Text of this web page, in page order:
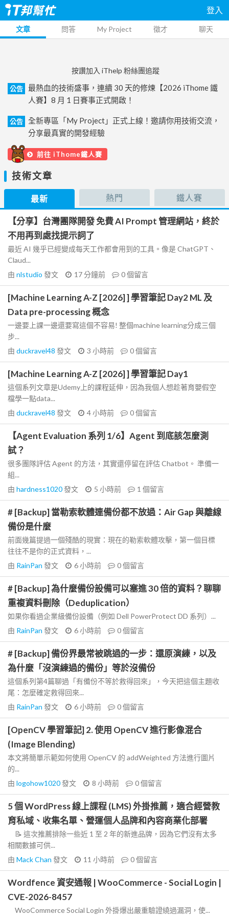
登入
文章 問答 My Project 徵才 聊天
按讚加入 iThelp 粉絲團追蹤
公告
最熱血的技術盛事，連續 30 天的修煉【2026 iThome 鐵
人賽】8 月 1 日賽事正式開啟！
公告
全新專區「My Project」正式上線！邀請你用技術交流，
分享最真實的開發經驗
前往 iThome鐵人賽
技術文章
最新 熱門 鐵人賽
【分享】台灣團隊開發 免費 AI Prompt 管理網站，終於
不用再到處找提示詞了
最近 AI 幾乎已經變成每天工作都會用到的工具。像是 ChatGPT、
Claud...
由 nlstudio 發文 17 分鐘前 0個留言
[Machine Learning A-Z [2026] ] 學習筆記 Day2 ML 及
Data pre-processing 概念
一邊要上課一邊還要寫這個不容易! 整個machine learning分成三個
步...
由 duckravel48 發文 3 小時前 0個留言
[Machine Learning A-Z [2026] ] 學習筆記 Day1
這個系列文章是Udemy上的課程延伸，因為我個人想趁著育嬰假空
檔學一點data...
由 duckravel48 發文 4 小時前 0個留言
【Agent Evaluation 系列 1/6】Agent 到底該怎麼測
試？
很多團隊評估 Agent 的方法，其實還停留在評估 Chatbot。 準備一
組...
由 hardness1020發文 5 小時前 1 個留言
# [Backup] 當勒索軟體連備份都不放過：Air Gap 與離線
備份是什麼
前面幾篇提過一個殘酷的現實：現在的勒索軟體攻擊，第一個目標
往往不是你的正式資料，...
由 RainPan 發文 6 小時前 0個留言
# [Backup] 為什麼備份設備可以塞進 30 倍的資料？聊聊
重複資料刪除（Deduplication）
如果你看過企業級備份設備（例如 Dell PowerProtect DD 系列）...
由 RainPan 發文 6 小時前 0個留言
# [Backup] 備份界最常被跳過的一步：還原演練，以及
為什麼「沒演練過的備份」等於沒備份
這個系列第4篇聊過「有備份不等於救得回來」，今天把這個主題收
尾：怎麼確定救得回來...
由 RainPan 發文 6 小時前 0個留言
[OpenCV 學習筆記] 2. 使用 OpenCV 進行影像混合
(Image Blending)
本文將簡單示範如何使用 OpenCV 的 addWeighted 方法進行圖片
的...
由 logohow1020發文 8 小時前 0個留言
5 個 WordPress 線上課程 (LMS) 外掛推薦，適合經營教
育私域、收集名單、營運個人品牌和內容商業化部署
📝 這次推薦排除一些近 1 至 2 年的新進品牌，因為它們沒有太多
相關數據可供...
由 Mack Chan 發文 11 小時前 0個留言
Wordfence 資安通報 | WooCommerce - Social Login |
CVE-2026-8457
WooCommerce Social Login 外掛爆出嚴重驗證繞過漏洞，使...